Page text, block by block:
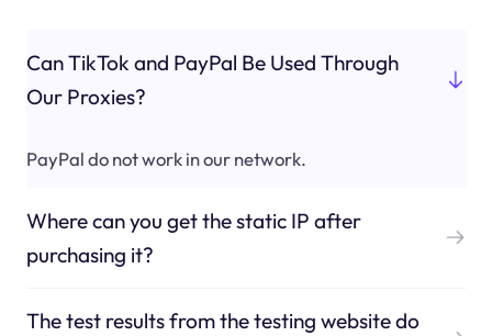
Can TikTok and PayPal Be Used Through
Our Proxies?
PayPal do not work in our network.
Where can you get the static IP after
purchasing it?
The test results from the testing website do